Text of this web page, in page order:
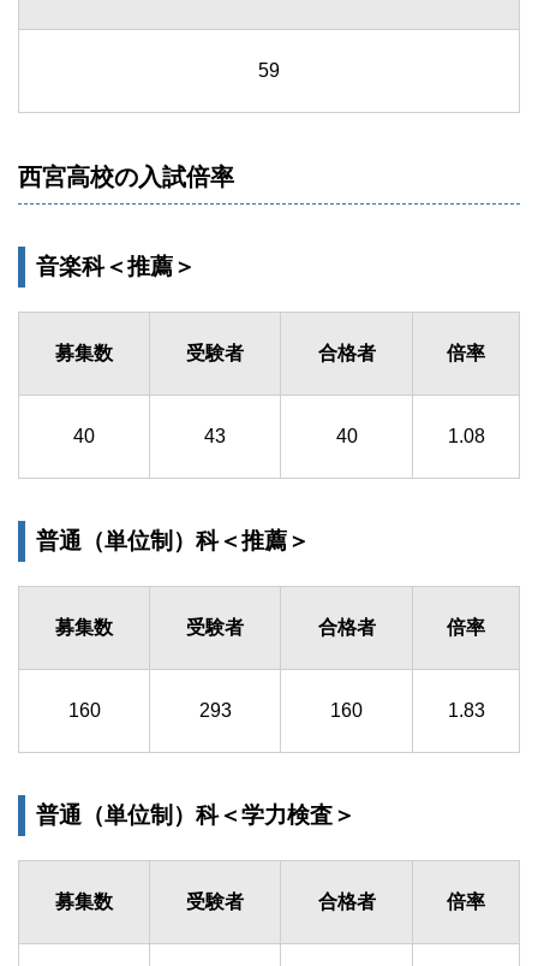
59
西宮高校の入試倍率
音楽科＜推薦＞
募集数 受験者 合格者 倍率
40 43 40 1.08
普通（単位制）科＜推薦＞
募集数 受験者 合格者 倍率
160 293 160 1.83
普通（単位制）科＜学力検査＞
募集数 受験者 合格者 倍率